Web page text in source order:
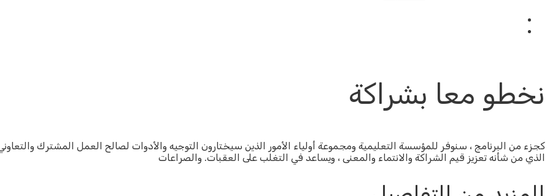
نخطو معا بشراكة
كجزء من البرنامج ، سنوفر للمؤسسة التعليمية ومجموعة أولياء الأمور الذين سيختارون التوجيه والأدوات لصالح العمل المشترك
الذي من شأنه تعزيز قيم الشراكة والانتماء والمعنى ، ويساعد في التغلب على العقبات. والصراعات